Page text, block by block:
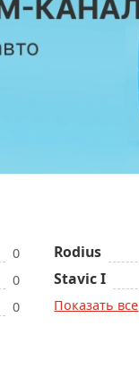
0
0
0
Rodius
Stavic I
Показать все